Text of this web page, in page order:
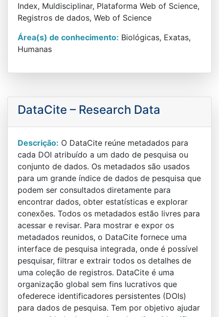
Index, Muldisciplinar, Plataforma Web of Science,
Registros de dados, Web of Science
Área(s) de conhecimento: Biológicas, Exatas,
Humanas
DataCite – Research Data
Descrição: O DataCite reúne metadados para
cada DOI atribuído a um dado de pesquisa ou
conjunto de dados. Os metadados são usados ​​
para um grande índice de dados de pesquisa que
podem ser consultados diretamente para
encontrar dados, obter estatísticas e explorar
conexões. Todos os metadados estão livres para
acessar e revisar. Para mostrar e expor os
metadados reunidos, o DataCite fornece uma
interface de pesquisa integrada, onde é possível
pesquisar, filtrar e extrair todos os detalhes de
uma coleção de registros. DataCite é uma
organização global sem fins lucrativos que
ofederece identificadores persistentes (DOIs)
para dados de pesquisa. Tem por objetivo ajudar